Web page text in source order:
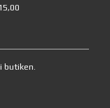
butiken.